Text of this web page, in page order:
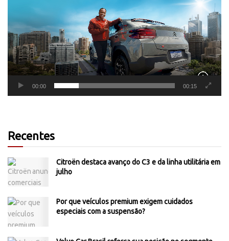
00:00 00:15
Recentes
Citroën destaca avanço do C3 e da linha utilitária em
julho
Por que veículos premium exigem cuidados
especiais com a suspensão?